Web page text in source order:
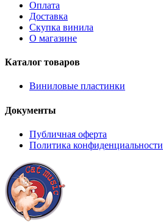
Оплата
Доставка
Скупка винила
О магазине
Каталог товаров
Виниловые пластинки
Документы
Публичная оферта
Политика конфиденциальности